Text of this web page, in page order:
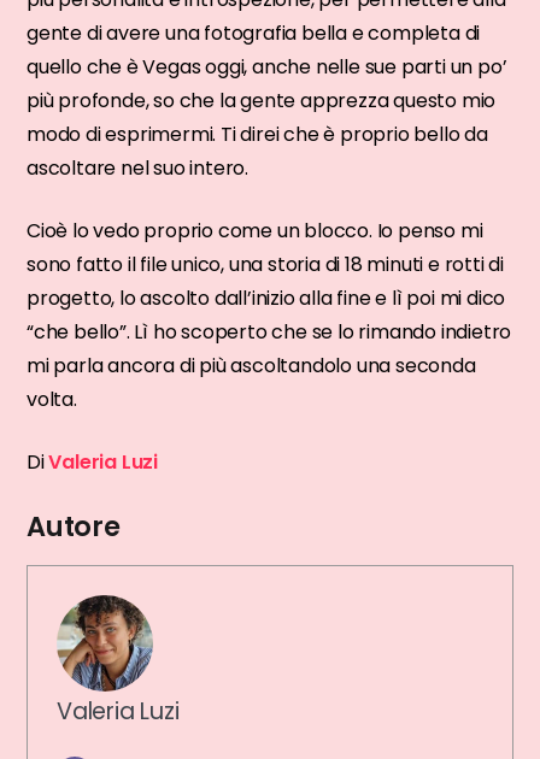
gente di avere una fotografia bella e completa di
quello che è Vegas oggi, anche nelle sue parti un po’
più profonde, so che la gente apprezza questo mio
modo di esprimermi. Ti direi che è proprio bello da
ascoltare nel suo intero.
Cioè lo vedo proprio come un blocco. Io penso mi
sono fatto il file unico, una storia di 18 minuti e rotti di
progetto, lo ascolto dall’inizio alla fine e lì poi mi dico
“che bello”. Lì ho scoperto che se lo rimando indietro
mi parla ancora di più ascoltandolo una seconda
volta.
DiValeria Luzi
Autore
Valeria Luzi